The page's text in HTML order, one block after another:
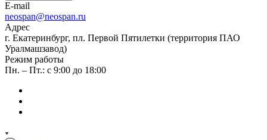
E-mail
neospan@neospan.ru
Адрес
г. Екатеринбург, пл. Первой Пятилетки (территория ПАО
Уралмашзавод)
Режим работы
Пн. – Пт.: с 9:00 до 18:00